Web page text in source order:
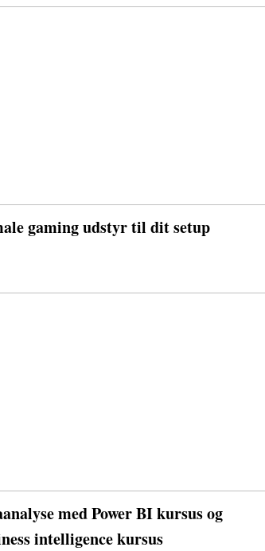
gaming udstyr til dit setup
med Power BI kursus og
intelligence kursus